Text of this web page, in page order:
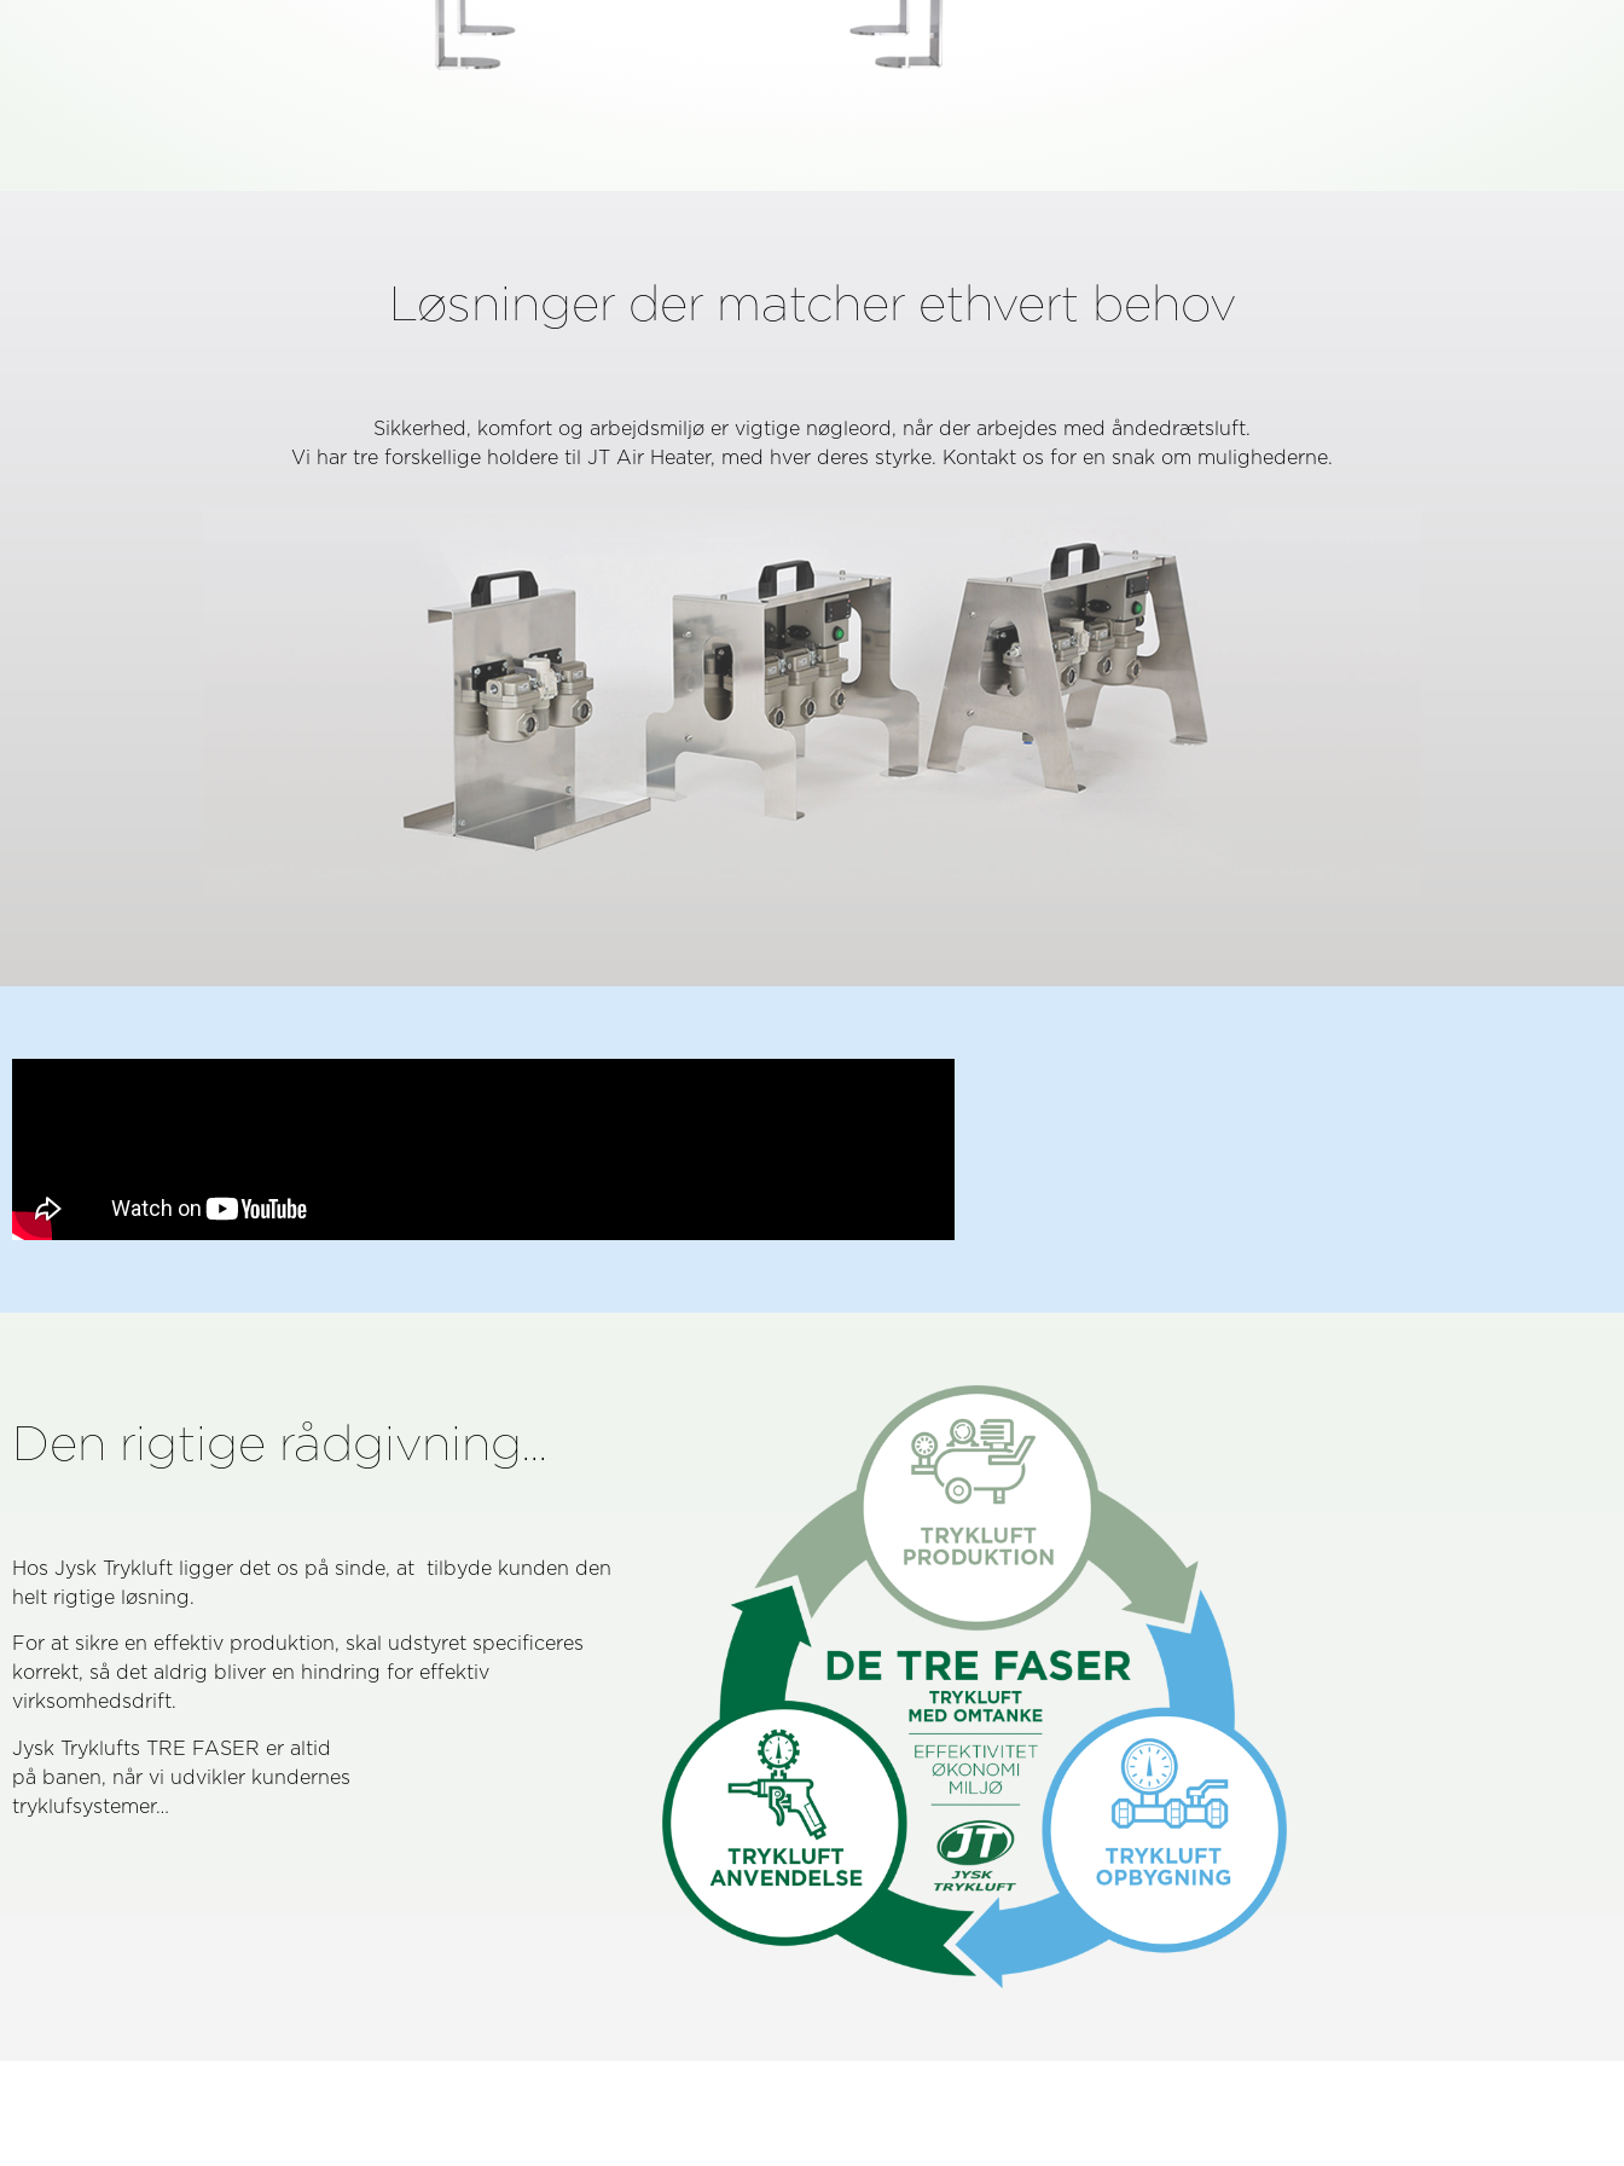
Løsninger der matcher ethvert behov
Sikkerhed, komfort og arbejdsmiljø er vigtige nøgleord, når der arbejdes med åndedrætsluft.
Vi har tre forskellige holdere til JT Air Heater, med hver deres styrke. Kontakt os for en snak om mulighederne.
Den rigtige rådgivning...
Hos Jysk Trykluft ligger det os på sinde, at tilbyde kunden den
helt rigtige løsning.
For at sikre en effektiv produktion, skal udstyret specificeres
korrekt, så det aldrig bliver en hindring for effektiv
virksomhedsdrift.
Jysk Tryklufts TRE FASER er altid
på banen, når vi udvikler kundernes
tryklufsystemer…